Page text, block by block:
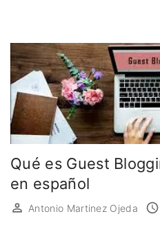
Qué es Guest
en español
Antonio Martinez Ojeda